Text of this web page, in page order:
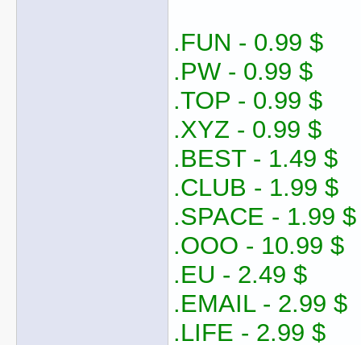
.FUN - 0.99 $
.PW - 0.99 $
.TOP - 0.99 $
.XYZ - 0.99 $
.BEST - 1.49 $
.CLUB - 1.99 $
.SPACE - 1.99 $
.OOO - 10.99 $
.EU - 2.49 $
.EMAIL - 2.99 $
.LIFE - 2.99 $